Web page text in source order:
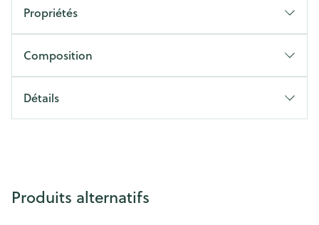
Propriétés
Composition
Détails
Produits alternatifs